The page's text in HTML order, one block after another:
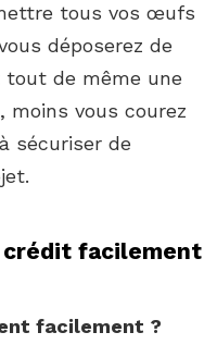
tous vos œufs
déposerez de
tout de même une
moins vous courez
sécuriser de
crédit facilement
facilement ?